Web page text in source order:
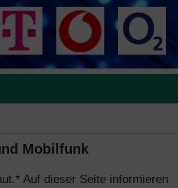
Mobilfunk
Auf dieser Seite informieren